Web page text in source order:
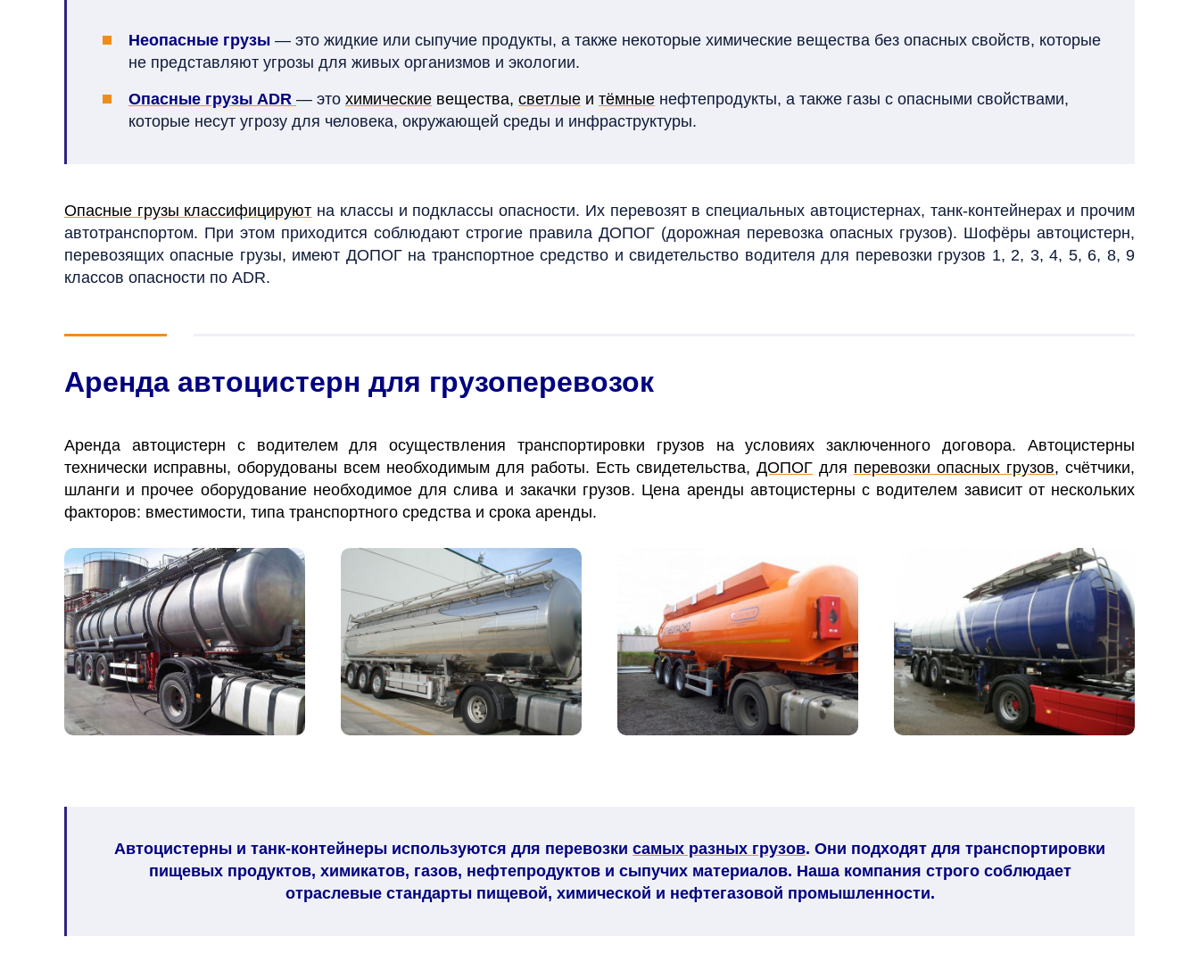
Неопасные грузы — это жидкие или сыпучие продукты, а также некоторые химические вещества без опасных свойств, которые
не представляют угрозы для живых организмов и экологии.
Опасные грузы ADR — это химические вещества, светлые и тёмные нефтепродукты, а также газы с опасными свойствами,
которые несут угрозу для человека, окружающей среды и инфраструктуры.
Опасные грузы классифицируют на классы и подклассы опасности. Их перевозят в специальных автоцистернах, танк-контейнерах и прочим
автотранспортом. При этом приходится соблюдают строгие правила ДОПОГ (дорожная перевозка опасных грузов). Шофёры автоцистерн,
перевозящих опасные грузы, имеют ДОПОГ на транспортное средство и свидетельство водителя для перевозки грузов 1, 2, 3, 4, 5, 6, 8, 9
классов опасности по ADR.
Аренда автоцистерн для грузоперевозок
Аренда автоцистерн с водителем для осуществления транспортировки грузов на условиях заключенного договора. Автоцистерны
технически исправны, оборудованы всем необходимым для работы. Есть свидетельства, ДОПОГ для перевозки опасных грузов, счётчики,
шланги и прочее оборудование необходимое для слива и закачки грузов. Цена аренды автоцистерны с водителем зависит от нескольких
факторов: вместимости, типа транспортного средства и срока аренды.
Автоцистерны и танк-контейнеры используются для перевозки самых разных грузов. Они подходят для транспортировки
пищевых продуктов, химикатов, газов, нефтепродуктов и сыпучих материалов. Наша компания строго соблюдает
отраслевые стандарты пищевой, химической и нефтегазовой промышленности.